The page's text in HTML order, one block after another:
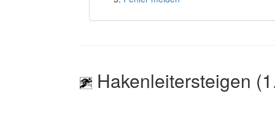
Hakenleitersteigen